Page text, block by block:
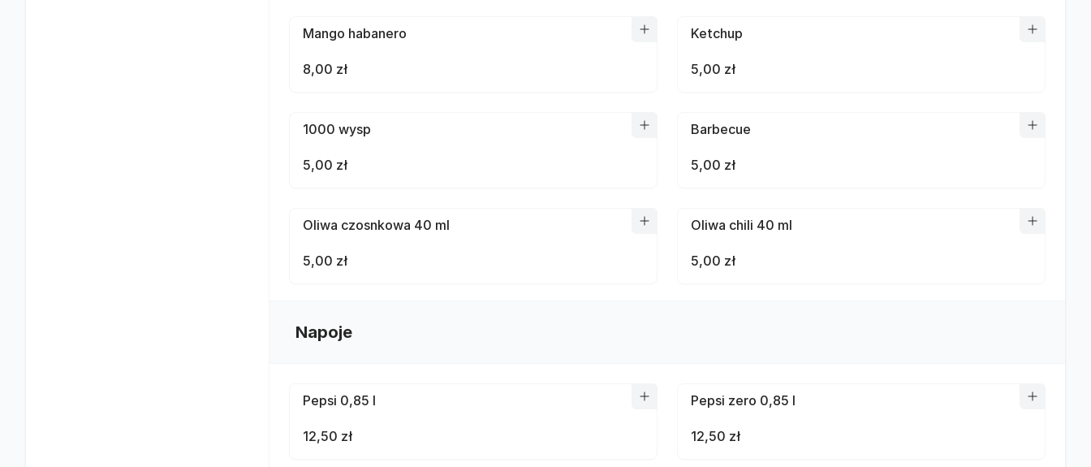
Mango habanero
8,00 zł
Ketchup
5,00 zł
1000 wysp
5,00 zł
Barbecue
5,00 zł
Oliwa czosnkowa 40 ml
5,00 zł
Oliwa chili 40 ml
5,00 zł
Napoje
Pepsi 0,85 l
12,50 zł
Pepsi zero 0,85 l
12,50 zł